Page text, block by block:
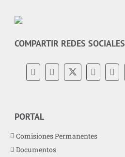
COMPARTIR REDES SOCIALES
PORTAL
Comisiones Permanentes
Documentos